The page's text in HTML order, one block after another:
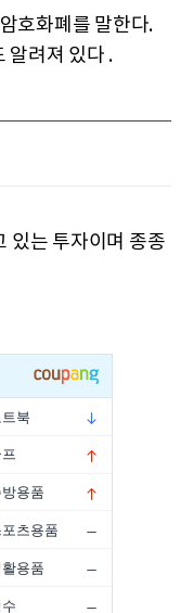
호화폐를 말한다.
알려져 있다 .
있는 투자이며 종종